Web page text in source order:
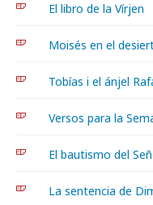
El libro de la Vírjen
Moisés en el
Tobías i el ánjel
Versos para la
El bautismo del
La sentencia de